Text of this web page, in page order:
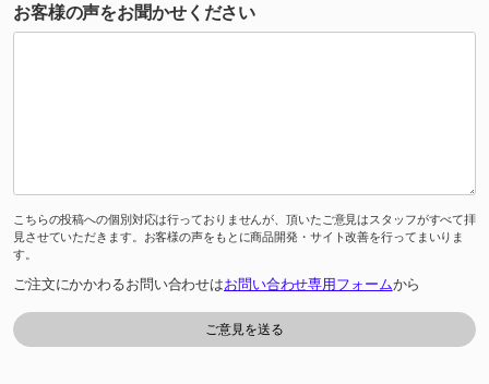
お客様の声をお聞かせください
こちらの投稿への個別対応は行っておりませんが、頂いたご意見はスタッフがすべて拝
見させていただきます。お客様の声をもとに商品開発・サイト改善を行ってまいりま
す。
ご注文にかかわるお問い合わせはお問い合わせ専用フォームから